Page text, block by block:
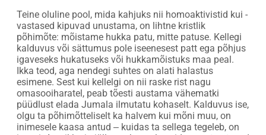
Teine oluline pool, mida kahjuks nii homoaktivistid kui -
vastased kipuvad unustama, on lihtne kristlik
põhimõte: mõistame hukka patu, mitte patuse. Kellegi
kalduvus või sättumus pole iseenesest patt ega põhjus
igaveseks hukatuseks või hukkamõistuks maa peal.
Ikka teod, aga nendegi suhtes on alati halastus
esimene. Sest kui kellelgi on nii raske rist nagu
omasooiharatel, peab tõesti austama vähematki
püüdlust elada Jumala ilmutatu kohaselt. Kalduvus ise,
olgu ta põhimõtteliselt ka halvem kui mõni muu, on
inimesele kaasa antud ‒ kuidas ta sellega tegeleb, on